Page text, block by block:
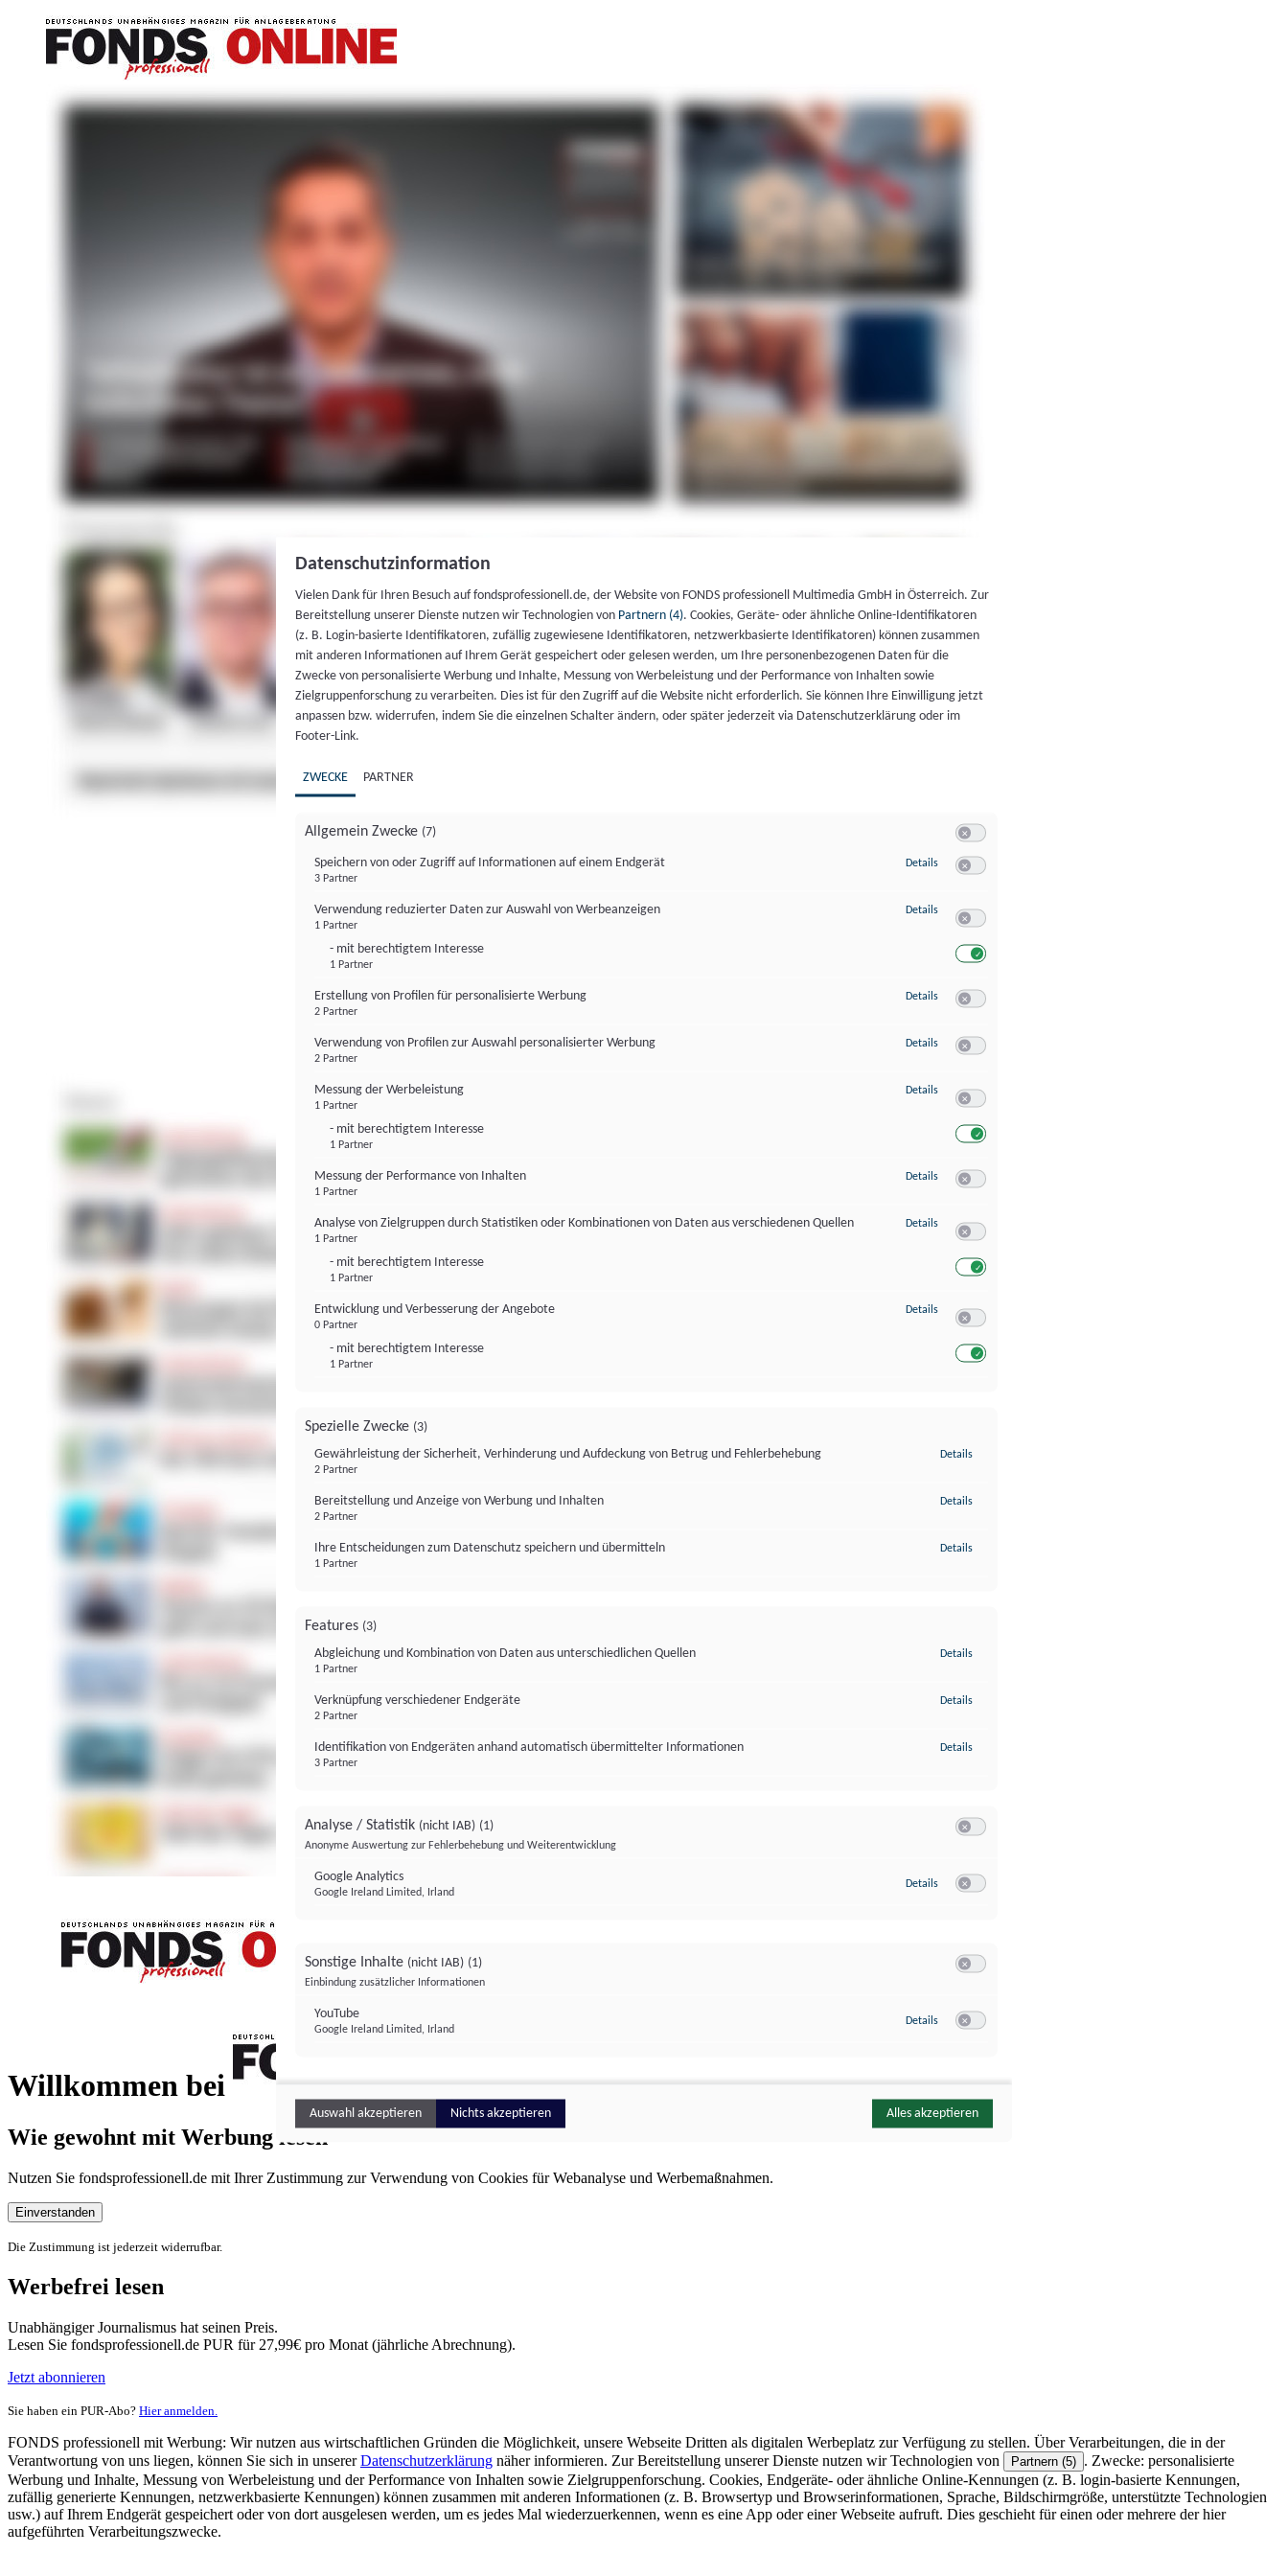
Willkommen bei
FONDS professionell
Wie gewohnt mit Werbung lesen
Nutzen Sie fondsprofessionell.de mit Ihrer Zustimmung zur Verwendung von Cookies für Webanalyse und Werbemaßnahmen.
Einverstanden
Die Zustimmung ist jederzeit widerrufbar.
Werbefrei lesen
Unabhängiger Journalismus hat seinen Preis.
Lesen Sie fondsprofessionell.de PUR für 27,99€ pro Monat (jährliche Abrechnung).
Jetzt abonnieren
Sie haben ein PUR-Abo? Hier anmelden.
FONDS professionell mit Werbung: Wir nutzen aus wirtschaftlichen Gründen die Möglichkeit, unsere Webseite Dritten als digitalen Werbeplatz zur Verfügung zu stellen. Über Verarbeitungen, die in der
Verantwortung von uns liegen, können Sie sich in unsererDatenschutzerklärung näher informieren. Zur Bereitstellung unserer Dienste nutzen wir Technologien von Partnern (5) . Zwecke: personalisierte
Werbung und Inhalte, Messung von Werbeleistung und der Performance von Inhalten sowie Zielgruppenforschung. Cookies, Endgeräte- oder ähnliche Online-Kennungen (z. B. login-basierte Kennungen,
zufällig generierte Kennungen, netzwerkbasierte Kennungen) können zusammen mit anderen Informationen (z. B. Browsertyp und Browserinformationen, Sprache, Bildschirmgröße, unterstützte Technologien
usw.) auf Ihrem Endgerät gespeichert oder von dort ausgelesen werden, um es jedes Mal wiederzuerkennen, wenn es eine App oder einer Webseite aufruft. Dies geschieht für einen oder mehrere der hier
aufgeführten Verarbeitungszwecke.
Datenschutzinformation
Vielen Dank für Ihren Besuch auf fondsprofessionell.de, der Website von FONDS professionell Multimedia GmbH in Österreich. Zur
Bereitstellung unserer Dienste nutzen wir Technologien von Partnern (4). Cookies, Geräte- oder ähnliche Online-Identifikatoren
(z. B. Login-basierte Identifikatoren, zufällig zugewiesene Identifikatoren, netzwerkbasierte Identifikatoren) können zusammen
mit anderen Informationen auf Ihrem Gerät gespeichert oder gelesen werden, um Ihre personenbezogenen Daten für die
Zwecke von personalisierte Werbung und Inhalte, Messung von Werbeleistung und der Performance von Inhalten sowie
Zielgruppenforschung zu verarbeiten. Dies ist für den Zugriff auf die Website nicht erforderlich. Sie können Ihre Einwilligung jetzt
anpassen bzw. widerrufen, indem Sie die einzelnen Schalter ändern, oder später jederzeit via Datenschutzerklärung oder im
Footer-Link.
ZWECKE PARTNER
Allgemein Zwecke (7)
Speichern von oder Zugriff auf Informationen auf einem Endgerät
3 Partner
Details zu Speichern von oder Zugriff auf Informationen auf einem Endgerät
Verwendung reduzierter Daten zur Auswahl von Werbeanzeigen
1 Partner
- mit berechtigtem Interesse
1 Partner
Details zu Verwendung reduzierter Daten zur Auswahl von Werbeanzeigen
Erstellung von Profilen für personalisierte Werbung
2 Partner
Details zu Erstellung von Profilen für personalisierte Werbung
Verwendung von Profilen zur Auswahl personalisierter Werbung
2 Partner
Details zu Verwendung von Profilen zur Auswahl personalisierter Werbung
Messung der Werbeleistung
1 Partner
- mit berechtigtem Interesse
1 Partner
Details zu Messung der Werbeleistung
Messung der Performance von Inhalten
1 Partner
Details zu Messung der Performance von Inhalten
Analyse von Zielgruppen durch Statistiken oder Kombinationen von Daten aus verschiedenen Quellen
1 Partner
- mit berechtigtem Interesse
1 Partner
Details zu Analyse von Zielgruppen durch Statistiken oder Kombinationen von
Entwicklung und Verbesserung der Angebote
0 Partner
- mit berechtigtem Interesse
1 Partner
Details zu Entwicklung und Verbesserung der Angebote
Spezielle Zwecke (3)
Gewährleistung der Sicherheit, Verhinderung und Aufdeckung von Betrug und Fehlerbehebung
2 Partner
Details
Bereitstellung und Anzeige von Werbung und Inhalten
2 Partner
Details
Ihre Entscheidungen zum Datenschutz speichern und übermitteln
1 Partner
Details
Features (3)
Abgleichung und Kombination von Daten aus unterschiedlichen Quellen
1 Partner
Details
Verknüpfung verschiedener Endgeräte
2 Partner
Details
Identifikation von Endgeräten anhand automatisch übermittelter Informationen
3 Partner
Details
Analyse / Statistik (nicht IAB) (1)
Anonyme Auswertung zur Fehlerbehebung und Weiterentwicklung
Google Analytics
Google Ireland Limited, Irland
Details zu Google Analytics
Sonstige Inhalte (nicht IAB) (1)
Einbindung zusätzlicher Informationen
YouTube
Google Ireland Limited, Irland
Details zu YouTube
Auswahl akzeptieren Nichts akzeptieren Alles akzeptieren